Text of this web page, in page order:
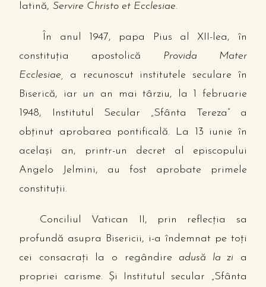
latină,Servire Christo et Ecclesiae.
În anul 1947, papa Pius al XII-lea, în
constituţia apostolică Provida Mater
Ecclesiae,
a recunoscut institutele seculare în
Biserică, iar un an mai târziu, la 1 februarie
1948, Institutul Secular „Sfânta Tereza” a
obţinut aprobarea pontificală. La 13 iunie în
acelaşi an, printr-un decret al episcopului
Angelo Jelmini, au fost aprobate primele
constituţii.
Conciliul Vatican II, prin reflecţia sa
profundă asupra Bisericii, i-a îndemnat pe toţi
cei consacraţi la o regândire adusă la zi a
propriei carisme. Şi Institutul secular „Sfânta